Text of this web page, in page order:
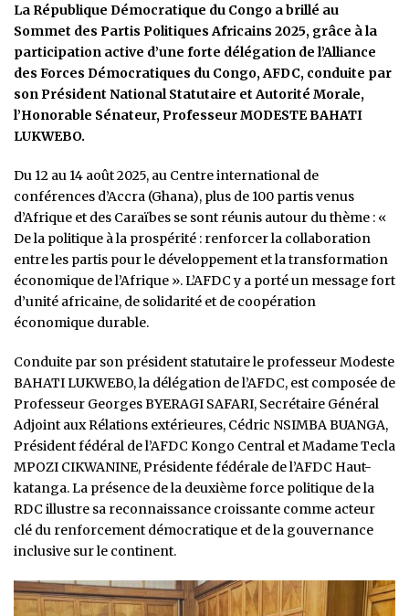
La République Démocratique du Congo a brillé au
Sommet des Partis Politiques Africains 2025, grâce à la
participation active d’une forte délégation de l’Alliance
des Forces Démocratiques du Congo, AFDC, conduite par
son Président National Statutaire et Autorité Morale,
l’Honorable Sénateur, Professeur MODESTE BAHATI
LUKWEBO.
Du 12 au 14 août 2025, au Centre international de
conférences d’Accra (Ghana), plus de 100 partis venus
d’Afrique et des Caraïbes se sont réunis autour du thème : «
De la politique à la prospérité : renforcer la collaboration
entre les partis pour le développement et la transformation
économique de l’Afrique ». L’AFDC y a porté un message fort
d’unité africaine, de solidarité et de coopération
économique durable.
Conduite par son président statutaire le professeur Modeste
BAHATI LUKWEBO, la délégation de l’AFDC, est composée de
Professeur Georges BYERAGI SAFARI, Secrétaire Général
Adjoint aux Rélations extérieures, Cédric NSIMBA BUANGA,
Président fédéral de l’AFDC Kongo Central et Madame Tecla
MPOZI CIKWANINE, Présidente fédérale de l’AFDC Haut-
katanga. La présence de la deuxième force politique de la
RDC illustre sa reconnaissance croissante comme acteur
clé du renforcement démocratique et de la gouvernance
inclusive sur le continent.